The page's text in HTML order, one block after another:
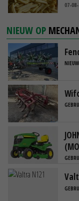
07-
NIEUW OP